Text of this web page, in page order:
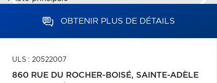
OBTENIR PLUS DE DÉTAILS
ULS : 20522007
860 RUE DU ROCHER-BOISÉ, SAINTE-ADÈLE